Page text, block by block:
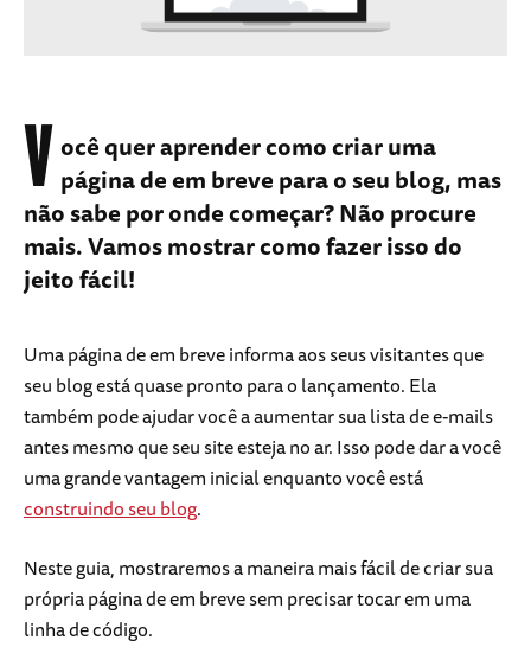
V ocê quer aprender como criar uma
página de em breve para o seu blog, mas
não sabe por onde começar? Não procure
mais. Vamos mostrar como fazer isso do
jeito fácil!
Uma página de em breve informa aos seus visitantes que
seu blog está quase pronto para o lançamento. Ela
também pode ajudar você a aumentar sua lista de e-mails
antes mesmo que seu site esteja no ar. Isso pode dar a você
uma grande vantagem inicial enquanto você está
construindo seu blog.
Neste guia, mostraremos a maneira mais fácil de criar sua
própria página de em breve sem precisar tocar em uma
linha de código.